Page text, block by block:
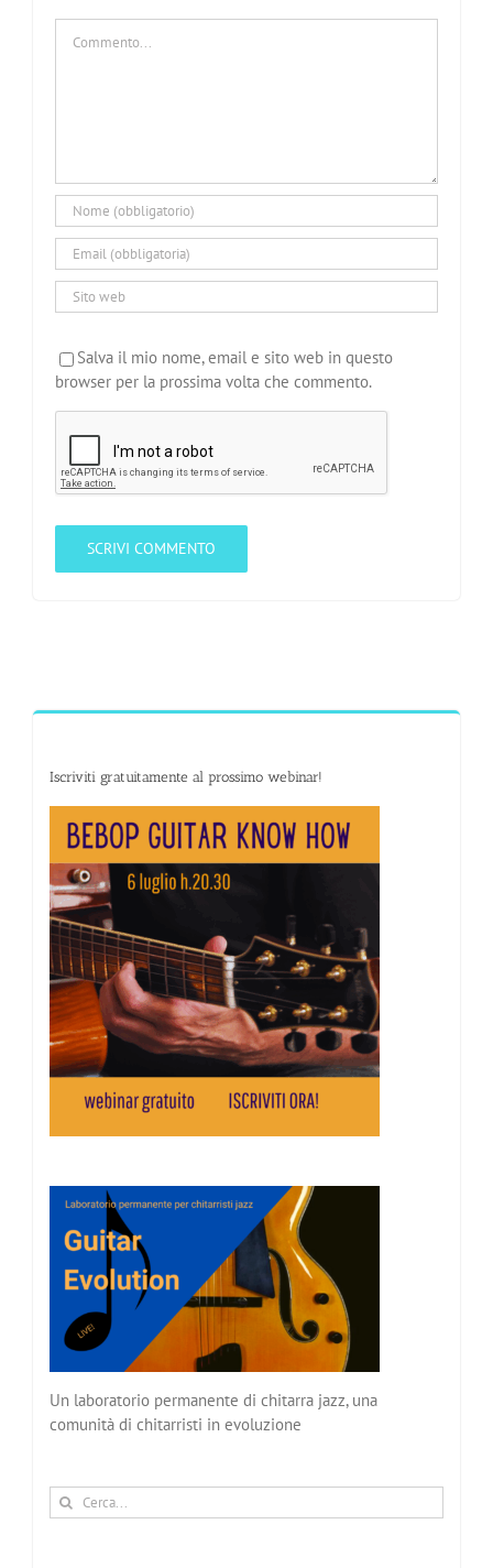
Salva il mio nome, email e sito web in questo
browser per la prossima volta che commento.
Iscriviti gratuitamente al prossimo webinar!
Un laboratorio permanente di chitarra jazz, una
comunità di chitarristi in evoluzione
Cerca
per: